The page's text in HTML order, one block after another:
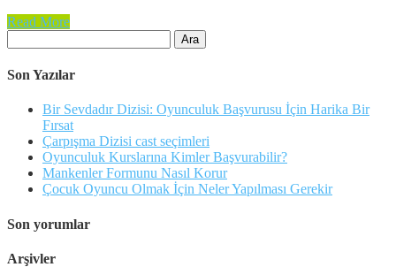
Read More
Son Yazılar
Bir Sevdadır Dizisi: Oyunculuk Başvurusu İçin Harika Bir
Fırsat
Çarpışma Dizisi cast seçimleri
Oyunculuk Kurslarına Kimler Başvurabilir?
Mankenler Formunu Nasıl Korur
Çocuk Oyuncu Olmak İçin Neler Yapılması Gerekir
Son yorumlar
Arşivler